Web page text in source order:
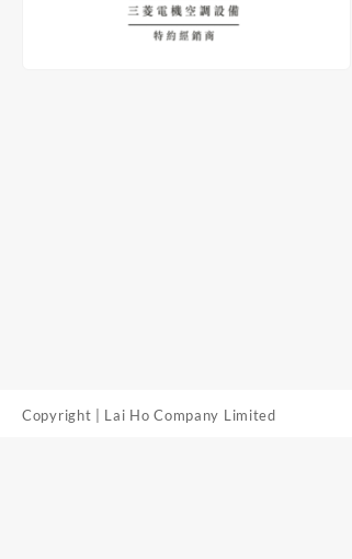
Copyright | Lai Ho Company Limited